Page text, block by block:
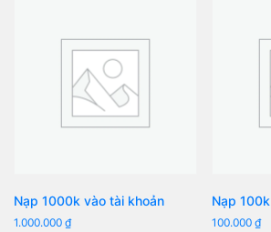
Nạp 1000k vào tài khoản
1.000.000 ₫
Nạp
100.000₫